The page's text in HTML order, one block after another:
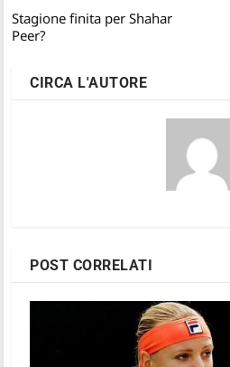
Stagione finita per Shahar
Peer?
CIRCA L'AUTORE
POST CORRELATI